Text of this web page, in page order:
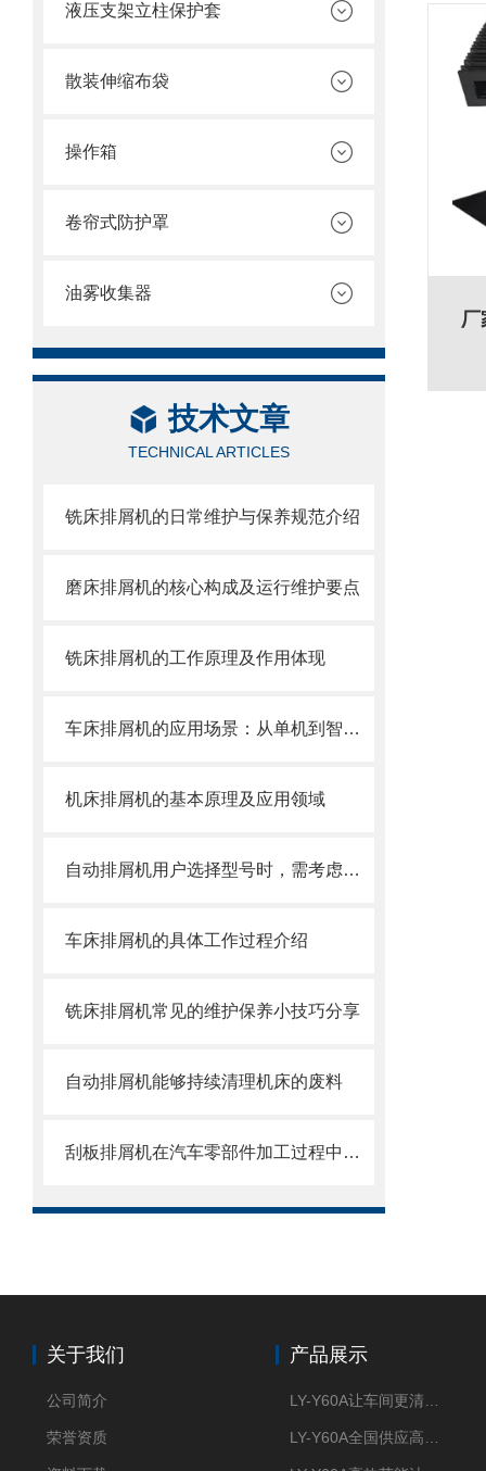
液压支架立柱保护套
散装伸缩布袋
操作箱
卷帘式防护罩
油雾收集器
技术文章
TECHNICAL ARTICLES
铣床排屑机的日常维护与保养规范介绍
磨床排屑机的核心构成及运行维护要点
铣床排屑机的工作原理及作用体现
车床排屑机的应用场景：从单机到智能产线
机床排屑机的基本原理及应用领域
自动排屑机用户选择型号时，需考虑哪些事项？
车床排屑机的具体工作过程介绍
铣床排屑机常见的维护保养小技巧分享
自动排屑机能够持续清理机床的废料
刮板排屑机在汽车零部件加工过程中的作用
厂
关于我们
公司简介
荣誉资质
产品展示